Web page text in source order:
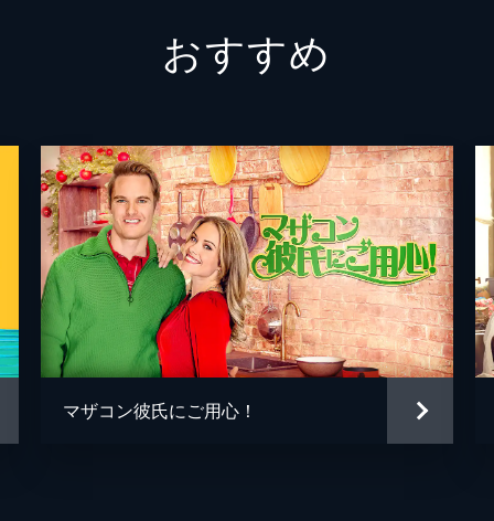
スモー ジャ
ユキ ミシ
リトル・ママ キャ
ロブ
クリス
おすすめ
マザコン彼氏にご用心！